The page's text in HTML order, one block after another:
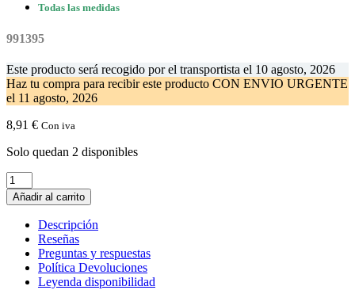
Todas las medidas
991395
Este producto será recogido por el transportista el 10 agosto, 2026
Haz tu compra para recibir este producto CON ENVIO URGENTE
el 11 agosto, 2026
8,91 € Con iva
Solo quedan 2 disponibles
Valvula
Indicadora
Olla
Presión
BRA
EXCELLENT.
991395
cantidad
Añadir al carrito
Descripción
Reseñas
Preguntas y respuestas
Política Devoluciones
Leyenda disponibilidad